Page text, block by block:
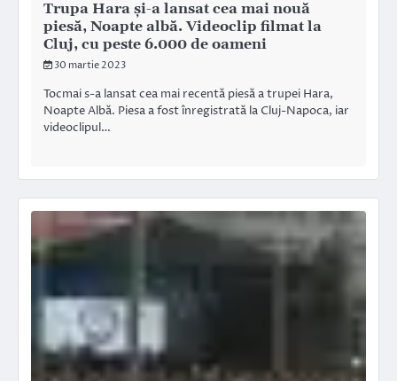
Trupa Hara și-a lansat cea mai nouă
piesă, Noapte albă. Videoclip filmat la
Cluj, cu peste 6.000 de oameni
30 martie 2023
Tocmai s-a lansat cea mai recentă piesă a trupei Hara,
Noapte Albă. Piesa a fost înregistrată la Cluj-Napoca, iar
videoclipul…